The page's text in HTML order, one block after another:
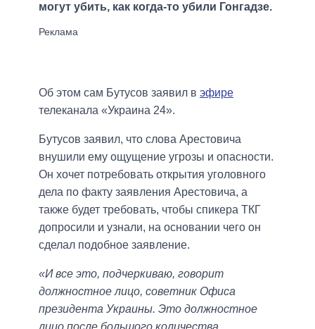
могут убить, как когда-то убили Гонгадзе.
Об этом сам Бутусов заявил в эфире
телеканала «Украина 24».
Бутусов заявил, что слова Арестовича
внушили ему ощущение угрозы и опасности.
Он хочет потребовать открытия уголовного
дела по факту заявления Арестовича, а
также будет требовать, чтобы спикера ТКГ
допросили и узнали, на основании чего он
сделал подобное заявление.
«И все это, подчеркиваю, говорит
должностное лицо, советник Офиса
президента Украины. Это должностное